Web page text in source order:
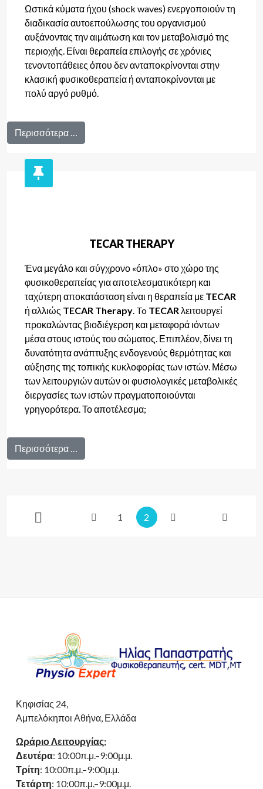
Ωστικά κύματα ήχου (shock waves) ενεργοποιούν τη
διαδικασία αυτοεπούλωσης του οργανισμού
αυξάνοντας την αιμάτωση και τον μεταβολισμό της
περιοχής. Είναι θεραπεία επιλογής σε χρόνιες
τενοντοπάθειες όπου δεν ανταποκρίνονται στην
κλασική φυσικοθεραπεία ή ανταποκρίνονται με
πολύ αργό ρυθμό.
Περισσότερα …
TECAR THERAPY
Ένα μεγάλο και σύγχρονο «όπλο» στο χώρο της
φυσικοθεραπείας για αποτελεσματικότερη και
ταχύτερη αποκατάσταση είναι η θεραπεία με TECAR
ή αλλιώς TECAR Therapy. To TECARλειτουργεί
προκαλώντας βιοδιέγερση και μεταφορά ιόντων
μέσα στους ιστούς του σώματος. Επιπλέον, δίνει τη
δυνατότητα ανάπτυξης ενδογενούς θερμότητας και
αύξησης της τοπικής κυκλοφορίας των ιστών. Μέσω
των λειτουργιών αυτών οι φυσιολογικές μεταβολικές
διεργασίες των ιστών πραγματοποιούνται
γρηγορότερα. Το αποτέλεσμα;
Περισσότερα …
1 2
Κηφισίας 24,
Αμπελόκηποι Αθήνα, Ελλάδα
Ωράριο Λειτουργίας:
Δευτέρα: 10:00π.μ.–9:00μ.μ.
Τρίτη: 10:00π.μ.–9:00μ.μ.
Τετάρτη: 10:00π.μ.–9:00μ.μ.